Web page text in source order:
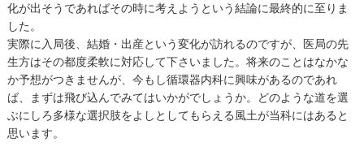
化が出そうであればその時に考えようという結論に最終的に至りま
した。
実際に入局後、結婚・出産という変化が訪れるのですが、医局の先
生方はその都度柔軟に対応して下さいました。将来のことはなかな
か予想がつきませんが、今もし循環器内科に興味があるのであれ
ば、まずは飛び込んでみてはいかがでしょうか。どのような道を選
ぶにしろ多様な選択肢をよしとしてもらえる風土が当科にはあると
思います。